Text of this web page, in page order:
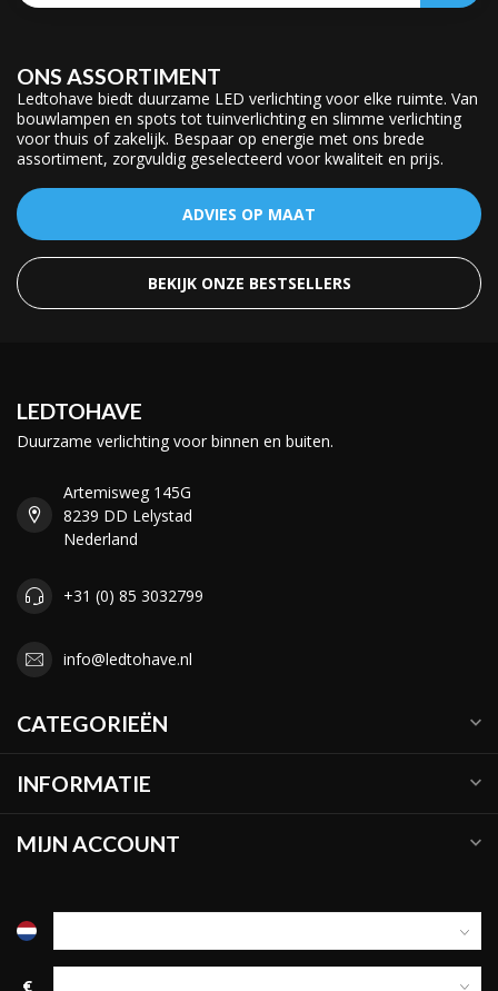
ONS ASSORTIMENT
Ledtohave biedt duurzame LED verlichting voor elke ruimte. Van
bouwlampen en spots tot tuinverlichting en slimme verlichting
voor thuis of zakelijk. Bespaar op energie met ons brede
assortiment, zorgvuldig geselecteerd voor kwaliteit en prijs.
ADVIES OP MAAT
BEKIJK ONZE BESTSELLERS
LEDTOHAVE
Duurzame verlichting voor binnen en buiten.
Artemisweg 145G
8239 DD Lelystad
Nederland
+31 (0) 85 3032799
info@ledtohave.nl
CATEGORIEËN
INFORMATIE
MIJN ACCOUNT
€